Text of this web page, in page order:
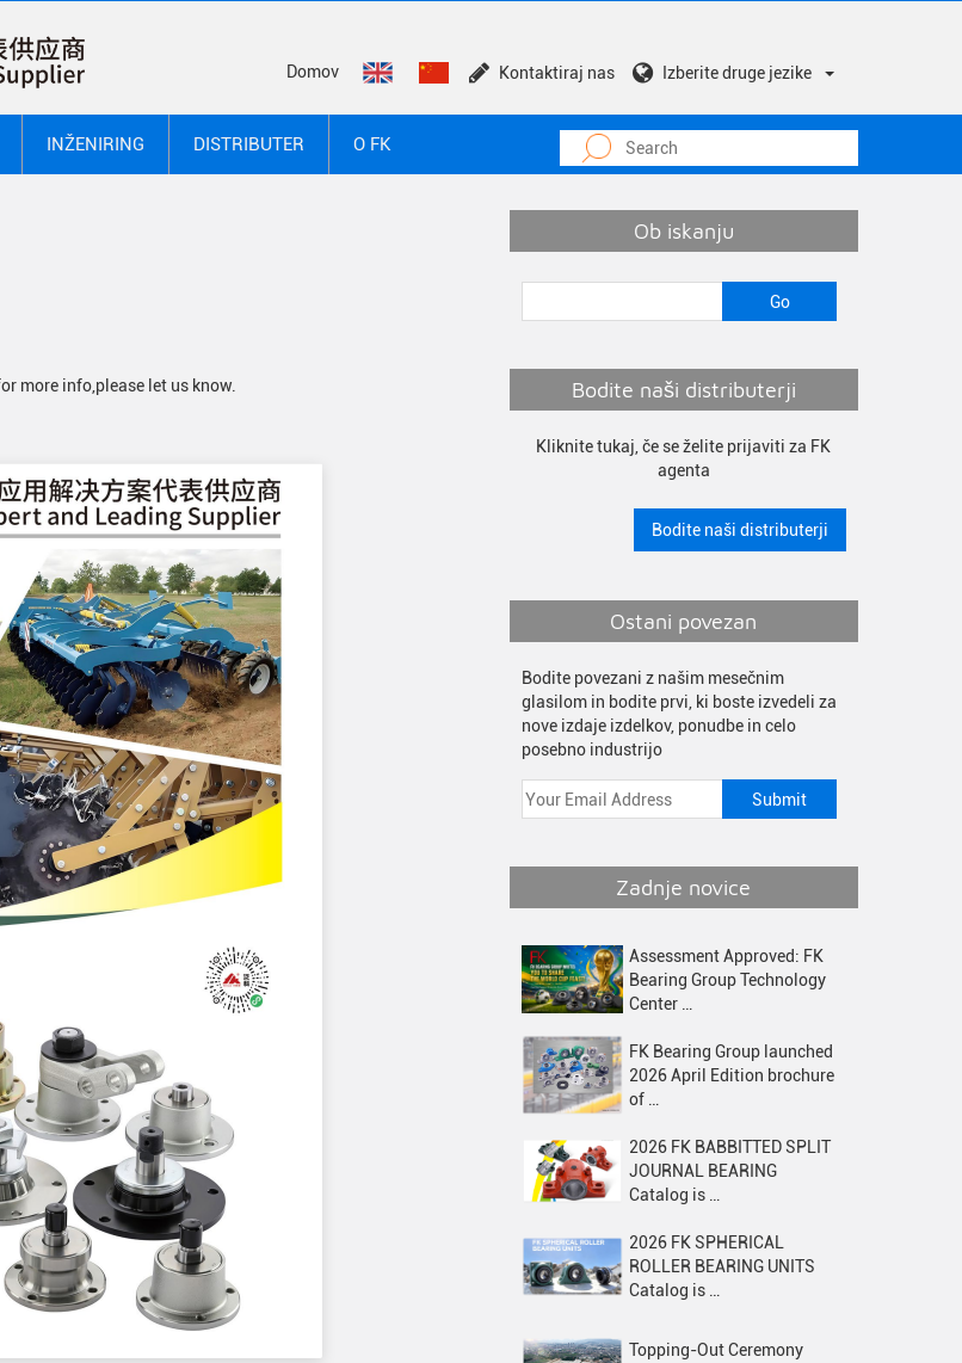
Domov Kontaktiraj nas Izberite druge jezike
INŽENIRING DISTRIBUTER O FK
for more info,please let us know.
Ob iskanju
Bodite naši distributerji
Kliknite tukaj, če se želite prijaviti za FK
agenta
Bodite naši distributerji
Ostani povezan
Bodite povezani z našim mesečnim
glasilom in bodite prvi, ki boste izvedeli za
nove izdaje izdelkov, ponudbe in celo
posebno industrijo
Zadnje novice
Assessment Approved: FK
Bearing Group Technology
Center …
FK Bearing Group launched
2026 April Edition brochure
of …
2026 FK BABBITTED SPLIT
JOURNAL BEARING
Catalog is …
2026 FK SPHERICAL
ROLLER BEARING UNITS
Catalog is …
Topping-Out Ceremony